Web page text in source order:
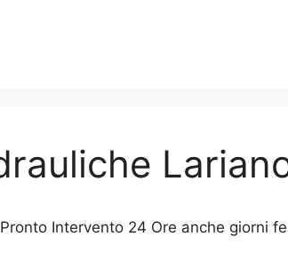
Intervento 24 Ore anche giorni